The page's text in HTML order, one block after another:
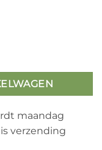
maandag
verzending